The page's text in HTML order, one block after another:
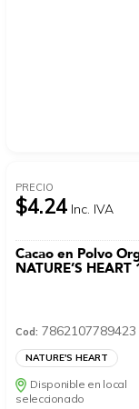
PRECIO
$4.24 Inc. IVA
Cacao en Polvo
NATURE’S HEART
Cod: 7862107789423
NATURE'S HEART
Disponible en local
seleccionado